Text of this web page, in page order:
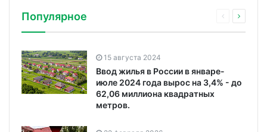
Популярное
15 августа 2024
Ввод жилья в России в январе-
июле 2024 года вырос на 3,4% - до
62,06 миллиона квадратных
метров.